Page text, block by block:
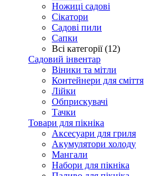
Ножиці садові
Сікатори
Садові пили
Сапки
Всі категорії (12)
Садовий інвентар
Віники та мітли
Контейнери для сміття
Лійки
Обприскувачі
Тачки
Товари для пікніка
Аксесуари для гриля
Акумулятори холоду
Мангали
Набори для пікніка